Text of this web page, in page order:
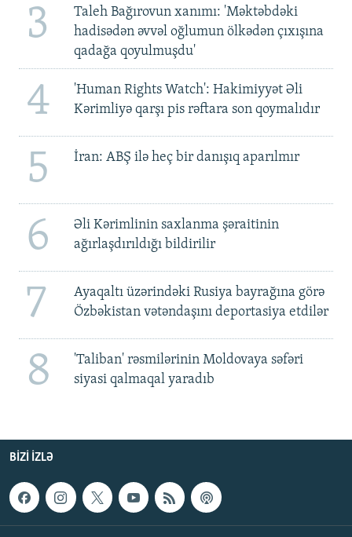
3
Taleh Bağırovun xanımı: 'Məktəbdəki
hadisədən əvvəl oğlumun ölkədən çıxışına
qadağa qoyulmuşdu'
4
'Human Rights Watch': Hakimiyyət Əli
Kərimliyə qarşı pis rəftara son qoymalıdır
5 İran: ABŞ ilə heç bir danışıq aparılmır
6
Əli Kərimlinin saxlanma şəraitinin
ağırlaşdırıldığı bildirilir
7
Ayaqaltı üzərindəki Rusiya bayrağına görə
Özbəkistan vətəndaşını deportasiya etdilər
8
'Taliban' rəsmilərinin Moldovaya səfəri
siyasi qalmaqal yaradıb
BIZI IZLƏ